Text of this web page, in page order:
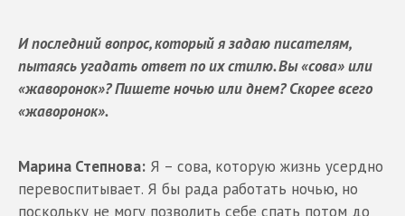
И последний вопрос, который я задаю писателям,
пытаясь угадать ответ по их стилю. Вы «сова» или
«жаворонок»? Пишете ночью или днем? Скорее всего
«жаворонок».
Марина Степнова: Я – сова, которую жизнь усердно
перевоспитывает. Я бы рада работать ночью, но
поскольку не могу позволить себе спать потом до